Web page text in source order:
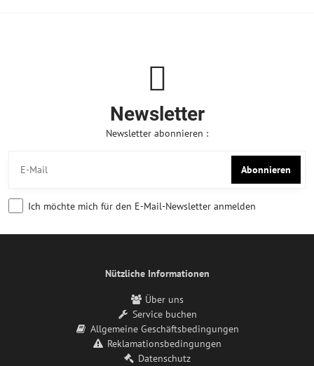
Newsletter
Newsletter abonnieren :
Abonnieren
Ich möchte mich für den E-Mail-Newsletter anmelden
Nützliche Informationen
Über uns
Service buchen
Allgemeine Geschäftsbedingungen
Reklamationsbedingungen
Datenschutz